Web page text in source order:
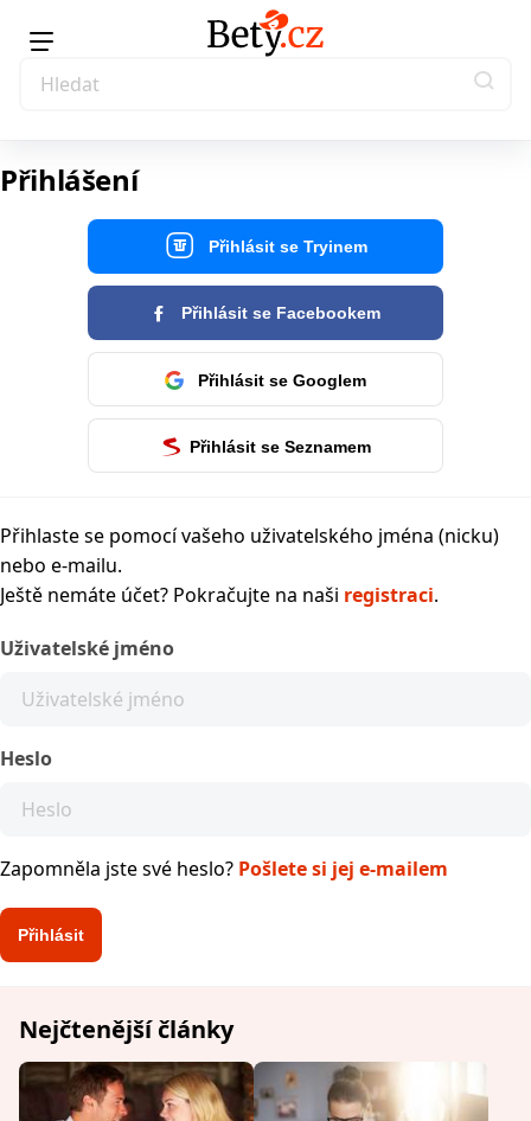
Přihlášení
Přihlásit se Tryinem
Přihlásit se Facebookem
Přihlásit se Googlem
Přihlásit se Seznamem
Přihlaste se pomocí vašeho uživatelského jména (nicku)
nebo e-mailu.
Ještě nemáte účet? Pokračujte na naši registraci.
Uživatelské jméno
Heslo
Zapomněla jste své heslo? Pošlete si jej e-mailem
Nejčtenější články